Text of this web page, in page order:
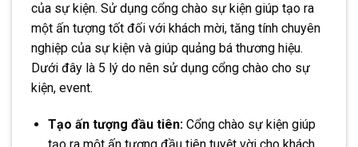
của sự kiện. Sử dụng cổng chào sự kiện giúp tạo ra
một ấn tượng tốt đối với khách mời, tăng tính chuyên
nghiệp của sự kiện và giúp quảng bá thương hiệu.
Dưới đây là 5 lý do nên sử dụng cổng chào cho sự
kiện, event.
Tạo ấn tượng đầu tiên:Cổng chào sự kiện giúp